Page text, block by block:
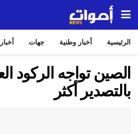
الرئيسية أخبار وطنية جهات
الصين تواجه الركود
بالتصدير أكثر